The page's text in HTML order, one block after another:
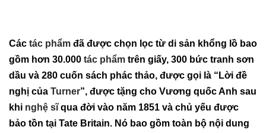
Các tác phẩm đã được chọn lọc từ di sản khổng lồ bao
gồm hơn 30.000 tác phẩm trên giấy, 300 bức tranh sơn
dầu và 280 cuốn sách phác thảo, được gọi là “Lời đề
nghị của Turner”, được tặng cho Vương quốc Anh sau
khi nghệ sĩqua đời vào năm 1851 và chủ yếu được
bảo tồn tại Tate Britain. Nó bao gồm toàn bộ nội dung